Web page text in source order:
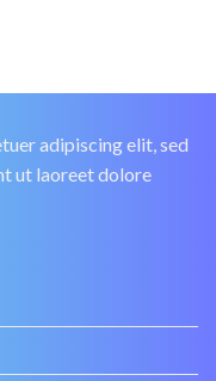
adipiscing elit, sed
ut laoreet dolore